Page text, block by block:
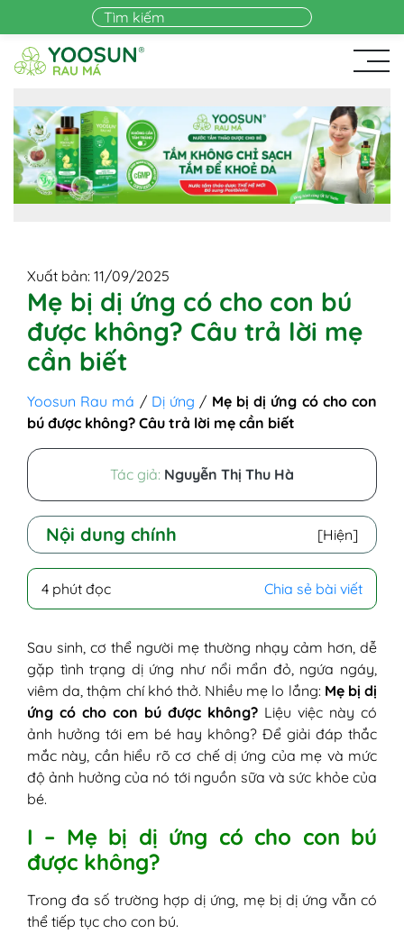
Skip to main content
Xuất bản: 11/09/2025
Mẹ bị dị ứng có cho con bú
được không? Câu trả lời mẹ
cần biết
Yoosun Rau má / Dị ứng / Mẹ bị dị ứng có cho con
bú được không? Câu trả lời mẹ cần biết
Tác giả: Nguyễn Thị Thu Hà
Nội dung chính [Hiện]
I - Mẹ bị dị ứng có cho con bú được không?
II - Giải pháp giảm dị ứng ngoài da cho mẹ
III - Lời khuyên cho mẹ bị dị ứng đang cho
con bú
4 phút đọc Chia sẻ bài viết
Sau sinh, cơ thể người mẹ thường nhạy cảm hơn, dễ
gặp tình trạng dị ứng như nổi mẩn đỏ, ngứa ngáy,
viêm da, thậm chí khó thở. Nhiều mẹ lo lắng: Mẹ bị dị
ứng có cho con bú được không? Liệu việc này có
ảnh hưởng tới em bé hay không? Để giải đáp thắc
mắc này, cần hiểu rõ cơ chế dị ứng của mẹ và mức
độ ảnh hưởng của nó tới nguồn sữa và sức khỏe của
bé.
I – Mẹ bị dị ứng có cho con bú
được không?
Trong đa số trường hợp dị ứng, mẹ bị dị ứng vẫn có
thể tiếp tục cho con bú.